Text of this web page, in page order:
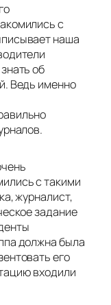
с
наша
об
Ведь именно
с такими
журналист,
задание
должна была
его
входили